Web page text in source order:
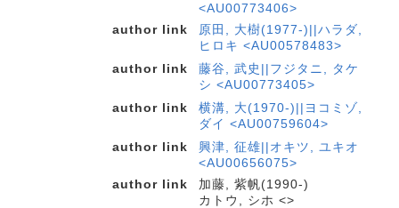
<AU00773406>
author link
原田, 大樹(1977-)||ハラダ,
ヒロキ <AU00578483>
author link
藤谷, 武史||フジタニ, タケ
シ <AU00773405>
author link
横溝, 大(1970-)||ヨコミゾ,
ダイ <AU00759604>
author link
興津, 征雄||オキツ, ユキオ
<AU00656075>
author link
加藤, 紫帆(1990-)
カトウ, シホ <>